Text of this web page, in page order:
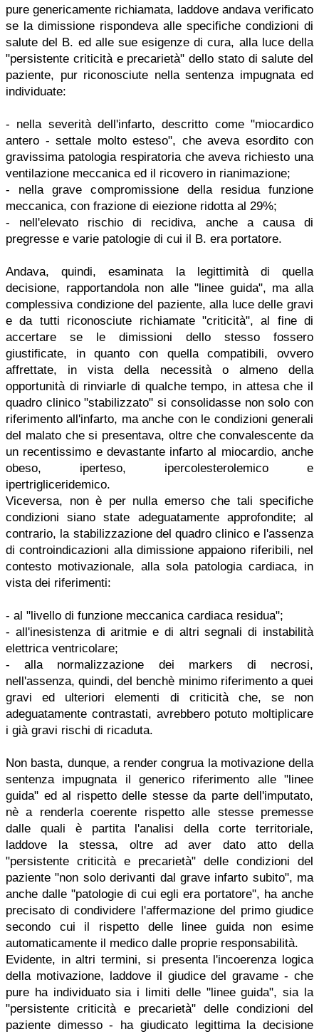
pure genericamente richiamata, laddove andava verificato
se la dimissione rispondeva alle specifiche condizioni di
salute del B. ed alle sue esigenze di cura, alla luce della
"persistente criticità e precarietà" dello stato di salute del
paziente, pur riconosciute nella sentenza impugnata ed
individuate:
- nella severità dell'infarto, descritto come "miocardico
antero - settale molto esteso", che aveva esordito con
gravissima patologia respiratoria che aveva richiesto una
ventilazione meccanica ed il ricovero in rianimazione;
- nella grave compromissione della residua funzione
meccanica, con frazione di eiezione ridotta al 29%;
- nell'elevato rischio di recidiva, anche a causa di
pregresse e varie patologie di cui il B. era portatore.
Andava, quindi, esaminata la legittimità di quella
decisione, rapportandola non alle "linee guida", ma alla
complessiva condizione del paziente, alla luce delle gravi
e da tutti riconosciute richiamate "criticità", al fine di
accertare se le dimissioni dello stesso fossero
giustificate, in quanto con quella compatibili, ovvero
affrettate, in vista della necessità o almeno della
opportunità di rinviarle di qualche tempo, in attesa che il
quadro clinico "stabilizzato" si consolidasse non solo con
riferimento all'infarto, ma anche con le condizioni generali
del malato che si presentava, oltre che convalescente da
un recentissimo e devastante infarto al miocardio, anche
obeso, iperteso, ipercolesterolemico e
ipertrigliceridemico.
Viceversa, non è per nulla emerso che tali specifiche
condizioni siano state adeguatamente approfondite; al
contrario, la stabilizzazione del quadro clinico e l'assenza
di controindicazioni alla dimissione appaiono riferibili, nel
contesto motivazionale, alla sola patologia cardiaca, in
vista dei riferimenti:
- al "livello di funzione meccanica cardiaca residua";
- all'inesistenza di aritmie e di altri segnali di instabilità
elettrica ventricolare;
- alla normalizzazione dei markers di necrosi,
nell'assenza, quindi, del benchè minimo riferimento a quei
gravi ed ulteriori elementi di criticità che, se non
adeguatamente contrastati, avrebbero potuto moltiplicare
i già gravi rischi di ricaduta.
Non basta, dunque, a render congrua la motivazione della
sentenza impugnata il generico riferimento alle "linee
guida" ed al rispetto delle stesse da parte dell'imputato,
nè a renderla coerente rispetto alle stesse premesse
dalle quali è partita l'analisi della corte territoriale,
laddove la stessa, oltre ad aver dato atto della
"persistente criticità e precarietà" delle condizioni del
paziente "non solo derivanti dal grave infarto subito", ma
anche dalle "patologie di cui egli era portatore", ha anche
precisato di condividere l'affermazione del primo giudice
secondo cui il rispetto delle linee guida non esime
automaticamente il medico dalle proprie responsabilità.
Evidente, in altri termini, si presenta l'incoerenza logica
della motivazione, laddove il giudice del gravame - che
pure ha individuato sia i limiti delle "linee guida", sia la
"persistente criticità e precarietà" delle condizioni del
paziente dimesso - ha giudicato legittima la decisione